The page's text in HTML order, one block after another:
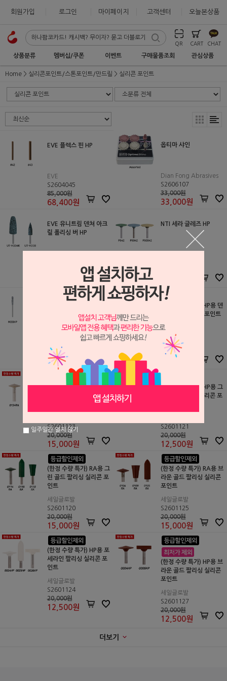
회원가입 로그인 마이페이지 고객센터 오늘본상품
QR CART CHAT
상품분류 멤버십/쿠폰 이벤트 구매물품조회 관심상품
Home 실리콘포인트/스톤포인트/만드릴 실리콘 포인트
EVE 플렉스 핀 HP
EVE
S2604045
85,000원
68,400원
옵티마 샤인
Dian Fong Abrasives
S2606107
33,000원
33,000원
EVE 유니트림 덴쳐 아크
릴 폴리싱 버 HP
NTI 세라 글레즈 HP
EVE 플렉스 핀 만드릴
15,900원
13,500
(한정 수량 특가) HP용 덴
쳐 팔리싱 실리콘 포인트
세일글로발
S2601122
20,000원
(한정 수량 특가) RA용 그
레이 레진 팔리싱 실리콘
S2601123
20,000원
15,000원
(한정 수량 특가) HP용 그
린 골드 팔리싱 실리콘 포
S2601121
20,000원
12,500원
(한정 수량 특가) RA용 그
린 골드 팔리싱 실리콘 포
인트
세일글로발
S2601120
20,000원
15,000원
(한정 수량 특가) RA용 브
라운 골드 팔리싱 실리콘
포인트
세일글로발
S2601125
20,000원
15,000원
(한정 수량 특가) HP용 포
세라인 팔리싱 실리콘 포
인트
세일글로발
S2601124
20,000원
12,500원
(한정 수량 특가) HP용 브
라운 골드 팔리싱 실리콘
포인트
세일글로발
S2601127
20,000원
12,500원
더보기
일주일간 열지 않기